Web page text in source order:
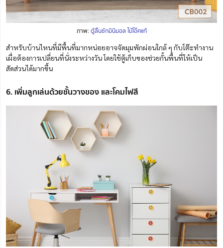
ภาพ:ตู้ลิ้นชักมินิมอล ไม้โอ๊คแท้
สำหรับบ้านไหนที่มีพื้นที่มากหน่อยอาจจัดมุมพักผ่อนใกล้ ๆ กับโต๊ะทำงาน
เผื่อต้องการเปลี่ยนที่นั่งระหว่างวัน โดยใช้ตู้เก็บของช่วยกั้นพื้นที่ให้เป็น
สัดส่วนได้มากขึ้น
6. เพิ่มลูกเล่นด้วยชั้นวางของ และโคมไฟสี